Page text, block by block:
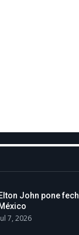
Elton John pone
México
7, 2026